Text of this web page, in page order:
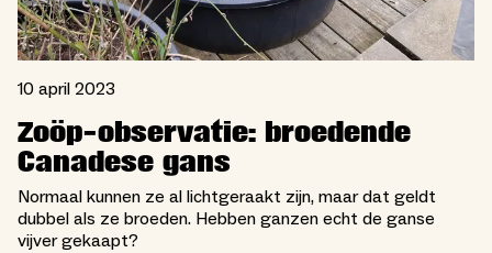
10 april 2023
Zoöp-observatie: broedende
Canadese gans
Normaal kunnen ze al lichtgeraakt zijn, maar dat geldt
dubbel als ze broeden. Hebben ganzen echt de ganse
vijver gekaapt?